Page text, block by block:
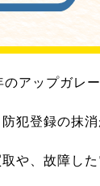
のアップガレ
犯登録の抹
や、故障し